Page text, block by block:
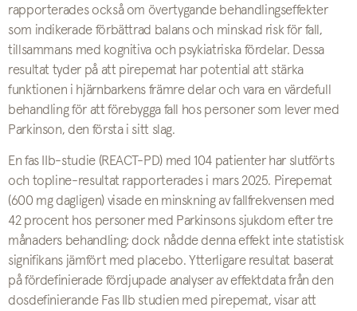
rapporterades också om övertygande behandlingseffekter
som indikerade förbättrad balans och minskad risk för fall,
tillsammans med kognitiva och psykiatriska fördelar. Dessa
resultat tyder på att pirepemat har potential att stärka
funktionen i hjärnbarkens främre delar och vara en värdefull
behandling för att förebygga fall hos personer som lever med
Parkinson, den första i sitt slag.
En fas IIb-studie (REACT-PD) med 104 patienter har slutförts
och topline-resultat rapporterades i mars 2025. Pirepemat
(600 mg dagligen) visade en minskning av fallfrekvensen med
42 procent hos personer med Parkinsons sjukdom efter tre
månaders behandling; dock nådde denna effekt inte statistisk
signifikans jämfört med placebo. Ytterligare resultat baserat
på fördefinierade fördjupade analyser av effektdata från den
dosdefinierande Fas IIb studien med pirepemat, visar att